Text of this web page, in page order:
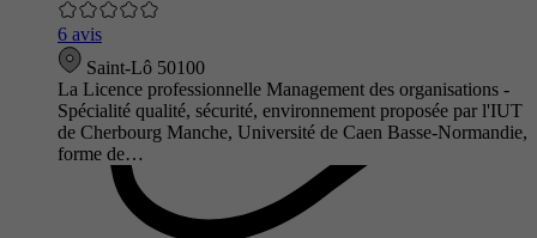
6 avis
Saint-Lô 50100
La Licence professionnelle Management des organisations -
Spécialité qualité, sécurité, environnement proposée par l'IUT
de Cherbourg Manche, Université de Caen Basse-Normandie,
forme de…